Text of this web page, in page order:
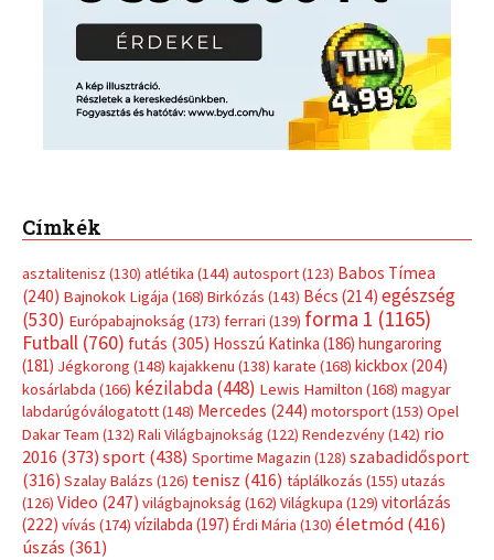
Címkék
asztalitenisz (130) atlétika (144) autosport(123) Babos Tímea
(240) Bajnokok Ligája (168) Birkózás (143) Bécs (214) egészség
(530) Európabajnokság (173) ferrari (139) forma 1 (1165)
Futball (760) futás (305) Hosszú Katinka (186) hungaroring
(181) Jégkorong (148) kajakkenu (138) karate (168) kickbox(204)
kosárlabda (166) kézilabda(448) Lewis Hamilton (168) magyar
labdarúgóválogatott(148) Mercedes (244) motorsport(153) Opel
Dakar Team (132) Rali Világbajnokság (122) Rendezvény(142) rio
2016 (373) sport(438) Sportime Magazin (128) szabadidősport
(316) Szalay Balázs (126) tenisz (416) táplálkozás (155) utazás
(126) Video (247) világbajnokság (162) Világkupa (129) vitorlázás
(222) vívás (174) vízilabda (197) Érdi Mária (130) életmód(416)
úszás (361)